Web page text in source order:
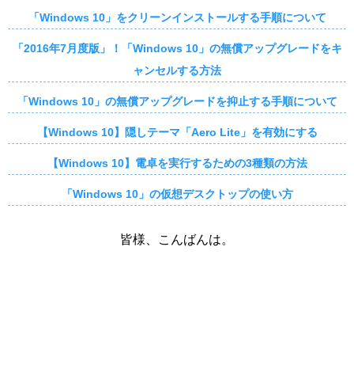
「Windows 10」をクリーンインストールする手順について
「2016年7月度版」！「Windows 10」の無償アップグレードをキ
ャンセルする方法
「Windows 10」の無償アップグレードを抑止する手順について
【Windows 10】隠しテーマ「Aero Lite」を有効にする
【Windows 10】電卓を実行するための3種類の方法
「Windows 10」の仮想デスクトップの使い方
皆様、こんばんは。